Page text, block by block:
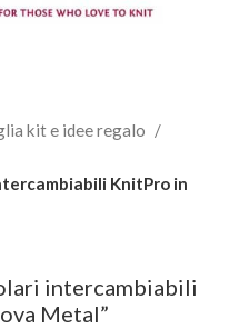
kit e idee regalo
KnitPro in
intercambiabili
Metal”